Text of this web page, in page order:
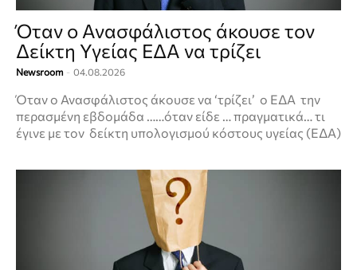
Όταν ο Ανασφάλιστος άκουσε τον
Δείκτη Υγείας ΕΔΑ να τρίζει
Newsroom - 04.08.2026
Όταν ο Ανασφάλιστος άκουσε να ‘τρίζει’ ο ΕΔΑ την
περασμένη εβδομάδα ……όταν είδε … πραγματικά… τι
έγινε με τον δείκτη υπολογισμού κόστους υγείας (ΕΔΑ)